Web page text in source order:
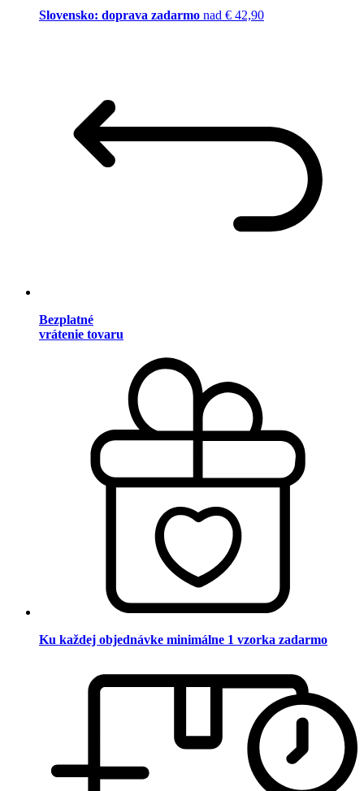
Slovensko: doprava zadarmo nad € 42,90
Bezplatné
vrátenie tovaru
Ku každej objednávke minimálne 1 vzorka zadarmo